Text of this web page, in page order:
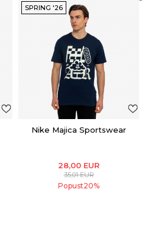
SPRING '26
Nike Majica Sportswear
28,00 EUR
35,01EUR
Popust20%